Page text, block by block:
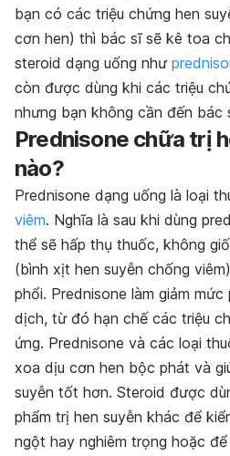
bạn có các triệu chứng hen
cơn hen) thì bác sĩ sẽ kê toa
steroid dạng uống như
còn được dùng khi các triệu
nhưng bạn không cần đến bác
Prednisone chữa trị
nào?
Prednisone dạng uống là loại
viêm. Nghĩa là sau khi dùng
thể sẽ hấp thụ thuốc, không
(bình xịt hen suyễn chống
phổi. Prednisone làm giảm
dịch, từ đó hạn chế các triệu
ứng. Prednisone và các loại
xoa dịu cơn hen bộc phát và
suyễn tốt hơn. Steroid được
phẩm trị hen suyễn khác để
ngột hay nghiêm trọng hoặc